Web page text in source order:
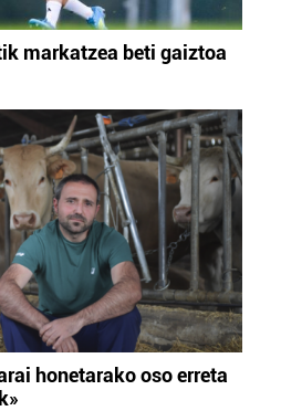
markatzea beti gaiztoa
honetarako oso erreta